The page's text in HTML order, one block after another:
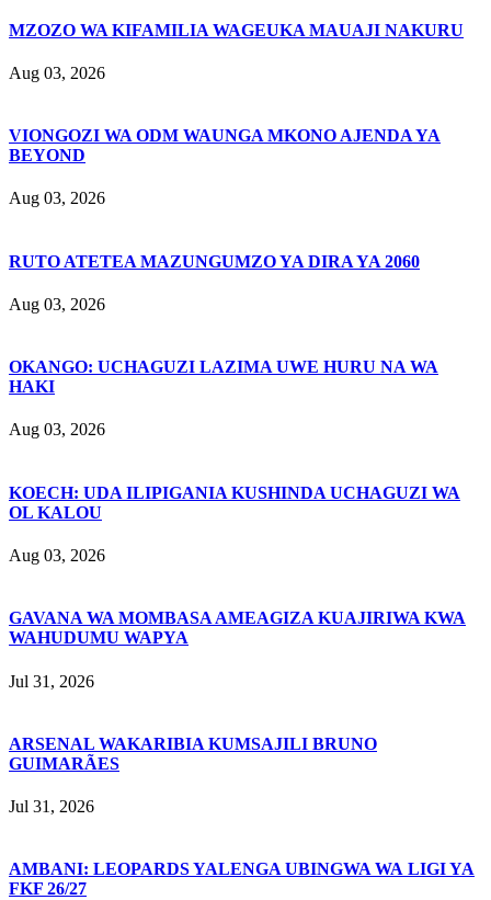
MZOZO WA KIFAMILIA WAGEUKA MAUAJI NAKURU
Aug 03, 2026
VIONGOZI WA ODM WAUNGA MKONO AJENDA YA
BEYOND
Aug 03, 2026
RUTO ATETEA MAZUNGUMZO YA DIRA YA 2060
Aug 03, 2026
OKANGO: UCHAGUZI LAZIMA UWE HURU NA WA
HAKI
Aug 03, 2026
KOECH: UDA ILIPIGANIA KUSHINDA UCHAGUZI WA
OL KALOU
Aug 03, 2026
GAVANA WA MOMBASA AMEAGIZA KUAJIRIWA KWA
WAHUDUMU WAPYA
Jul 31, 2026
ARSENAL WAKARIBIA KUMSAJILI BRUNO
GUIMARÃES
Jul 31, 2026
AMBANI: LEOPARDS YALENGA UBINGWA WA LIGI YA
FKF 26/27